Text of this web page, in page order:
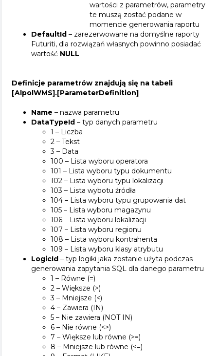
wartości z parametrów, parametry
te muszą zostać podane w
momencie generowania raportu
DefaultId – zarezerwowane na domyślne raporty
Futuriti, dla rozwiązań własnych powinno posiadać
wartość NULL
Definicje parametrów znajdują się na tabeli
[AlpolWMS].[ParameterDefinition]
Name – nazwa parametru
DataTypeId – typ danych parametru
1 – Liczba
2 – Tekst
3 – Data
100 – Lista wyboru operatora
101 – Lista wyboru typu dokumentu
102 – Lista wyboru typu lokalizacji
103 – Lista wybotu źródła
104 – Lista wyboru typu grupowania dat
105 – Lista wyboru magazynu
106 – Lista wyboru lokalizacji
107 – Lista wyboru regionu
108 – Lista wyboru kontrahenta
109 – Lista wyboru klasy atrybutu
LogicId – typ logiki jaka zostanie użyta podczas
generowania zapytania SQL dla danego parametru
1 – Równe (=)
2 – Większe (>)
3 – Mniejsze (<)
4 – Zawiera (IN)
5 – Nie zawiera (NOT IN)
6 – Nie równe (<>)
7 – Większe lub równe (>=)
8 – Mniejsze lub równe (<=)